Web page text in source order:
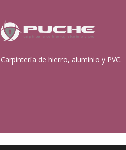
Carpintería de hierro, aluminio y PVC.
Política de privacidad|Aviso legal|